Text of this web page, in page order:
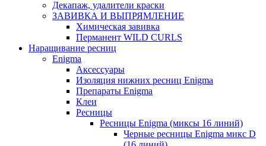
Декапаж, удалители краски
ЗАВИВКА И ВЫПРЯМЛЕНИЕ
Химическая завивка
Перманент WILD CURLS
Наращивание ресниц
Enigma
Аксессуары
Изоляция нижних ресниц Enigma
Препараты Enigma
Клеи
Ресницы
Ресницы Enigma (миксы 16 линий)
Черные ресницы Enigma микс D